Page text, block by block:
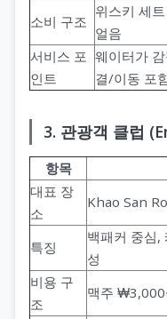
소비 구조
위스키 세
얼음
서비스 포
인트
웨이터가
결/이동 포
3. 관광객 클럽
항목
대표 장
소
Khao San
특징
백패커 중심,
성
비용 구
조
맥주